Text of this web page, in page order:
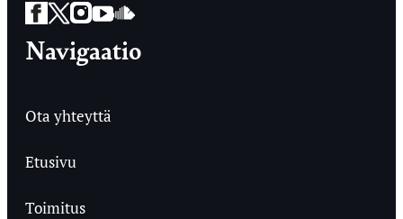
Facebook
Twitter
Instagram
YouTube
SoundCloud
Navigaatio
Ota yhteyttä
Etusivu
Toimitus